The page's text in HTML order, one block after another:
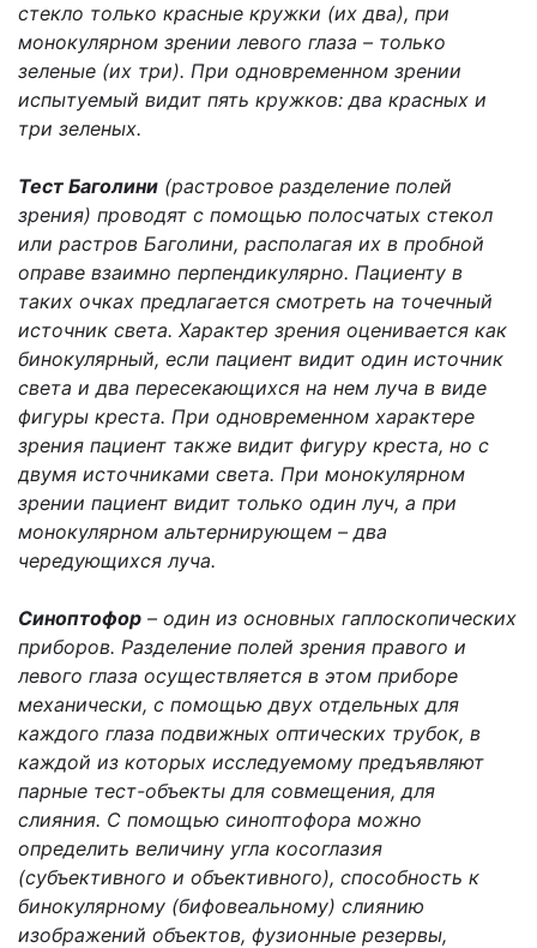
стекло только красные кружки (их два), при
монокулярном зрении левого глаза – только
зеленые (их три). При одновременном зрении
испытуемый видит пять кружков: два красных и
три зеленых.
Тест Баголини (растровое разделение полей
зрения) проводят с помощью полосчатых стекол
или растров Баголини, располагая их в пробной
оправе взаимно перпендикулярно. Пациенту в
таких очках предлагается смотреть на точечный
источник света. Характер зрения оценивается как
бинокулярный, если пациент видит один источник
света и два пересекающихся на нем луча в виде
фигуры креста. При одновременном характере
зрения пациент также видит фигуру креста, но с
двумя источниками света. При монокулярном
зрении пациент видит только один луч, а при
монокулярном альтернирующем – два
чередующихся луча.
Синоптофор – один из основных гаплоскопических
приборов. Разделение полей зрения правого и
левого глаза осуществляется в этом приборе
механически, с помощью двух отдельных для
каждого глаза подвижных оптических трубок, в
каждой из которых исследуемому предъявляют
парные тест-объекты для совмещения, для
слияния. С помощью синоптофора можно
определить величину угла косоглазия
(субъективного и объективного), способность к
бинокулярному (бифовеальному) слиянию
изображений объектов, фузионные резервы,